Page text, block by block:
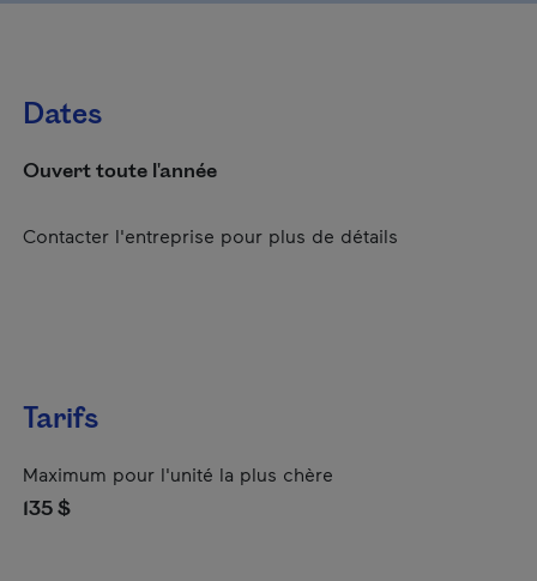
Dates
Ouvert toute l'année
Contacter l'entreprise pour plus de détails
Tarifs
Maximum pour l'unité la plus chère
135 $